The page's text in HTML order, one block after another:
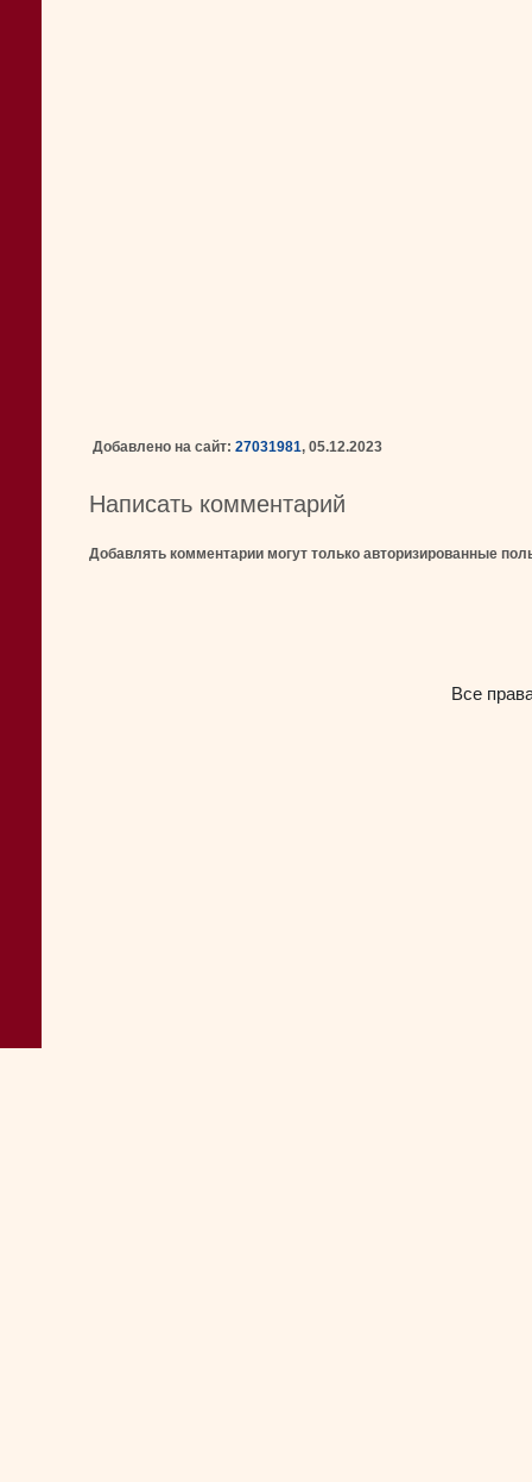
Добавлено на сайт: 27031981, 05.12.2023
Написать комментарий
Добавлять комментарии могут только авторизированные
Все